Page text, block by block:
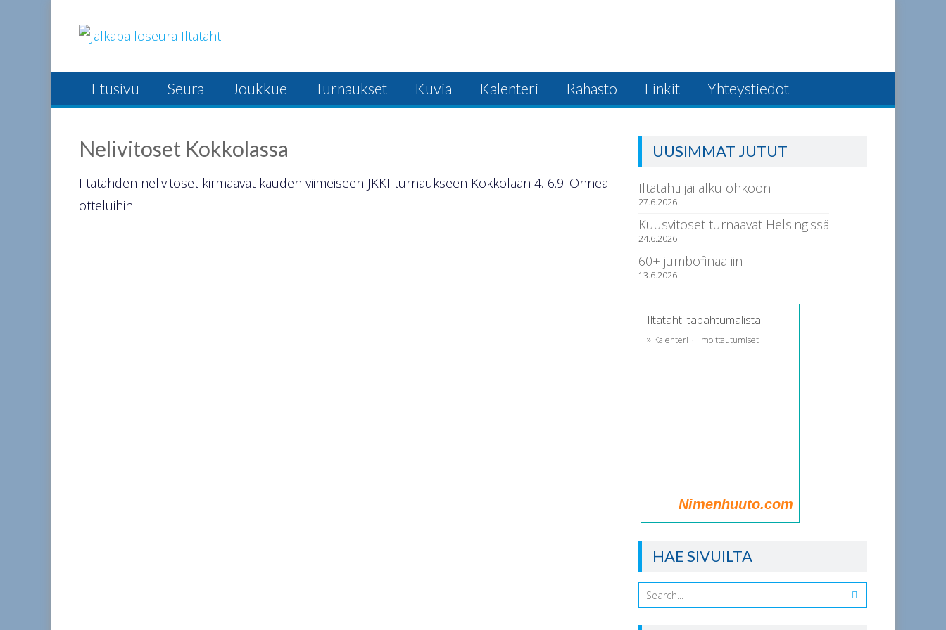
Etusivu Seura Joukkue Turnaukset Kuvia Kalenteri Rahasto Linkit Yhteystiedot
Nelivitoset Kokkolassa
Iltatähden nelivitoset kirmaavat kauden viimeiseen JKKI-turnaukseen Kokkolaan 4.-6.9. Onnea
otteluihin!
UUSIMMAT JUTUT
Iltatähti jäi alkulohkoon
27.6.2026
Kuusvitoset turnaavat Helsingissä
24.6.2026
60+ jumbofinaaliin
13.6.2026
Iltatähti tapahtumalista
» Kalenteri · Ilmoittautumiset
Nimenhuuto.com
HAE SIVUILTA